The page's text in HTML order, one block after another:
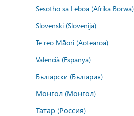
Sesotho sa Leboa (Afrika Borwa)
Slovenski (Slovenija)
Te reo Māori (Aotearoa)
Valencià (Espanya)
Български (България)
Монгол (Монгол)
Татар (Россия)